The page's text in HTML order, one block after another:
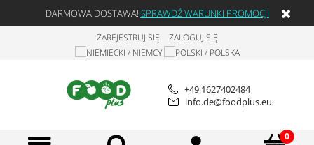
DARMOWA DOSTAWA! SPRAWDŹ WARUNKI PROMOCJI
ZAREJESTRUJ SIĘ ZALOGUJ SIĘ
+49 1627402484
info.de@foodplus.eu